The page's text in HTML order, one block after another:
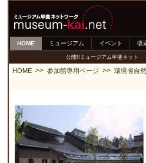
HOME ミュージアム イベント 収
公開!!ミュージアム甲斐ネット
HOME >> 参加館専用ページ >> 環境省自